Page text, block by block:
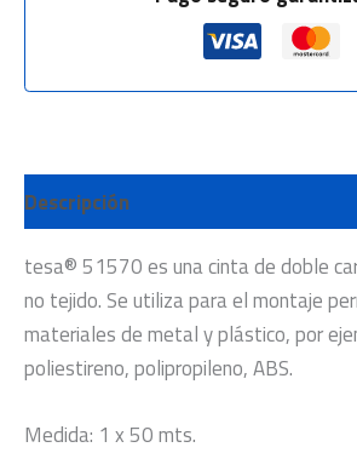
Descripción
tesa® 51570 es una cinta de doble
no tejido. Se utiliza para el montaje
materiales de metal y plástico, por
poliestireno, polipropileno, ABS.
Medida: 1 x 50 mts.